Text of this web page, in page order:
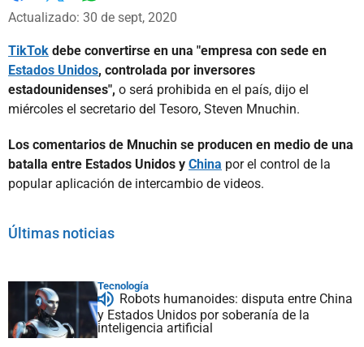
Facebook
X
Actualizado: 30 de sept, 2020
TikTok debe convertirse en una "empresa con sede en
Estados Unidos, controlada por inversores
estadounidenses", o será prohibida en el país, dijo el
miércoles el secretario del Tesoro, Steven Mnuchin.
Los comentarios de Mnuchin se producen en medio de una
batalla entre Estados Unidos y China por el control de la
popular aplicación de intercambio de videos.
Últimas noticias
Tecnología
Robots humanoides: disputa entre China
y Estados Unidos por soberanía de la
inteligencia artificial